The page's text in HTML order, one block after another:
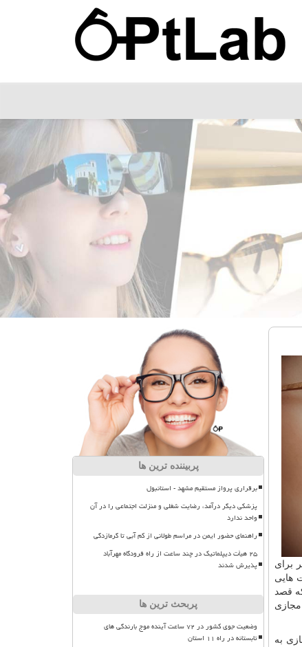
برای
هایی
قصد
مجازی
به
پربیننده ترین ها
برقراری پرواز مستقیم مشهد - استانبول
پزشکی دیگر درآمد، رضایت شغلی و منزلت اجتماعی را در آن
واحد ندارد
راهنمای حضور ایمن در مراسم طولانی از کم آبی تا گرمازدگی
۲۵ هیأت دیپلماتیک در چند ساعت از راه فرودگاه مهرآباد
پذیرش شدند
پربحث ترین ها
وضعیت جوی کشور در ۷۲ ساعت آینده موج بارندگی های
تابستانه در راه ۱۱ استان